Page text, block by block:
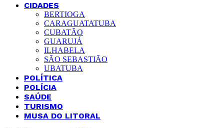
CIDADES
BERTIOGA
CARAGUATATUBA
CUBATÃO
GUARUJÁ
ILHABELA
SÃO SEBASTIÃO
UBATUBA
POLÍTICA
POLÍCIA
SAÚDE
TURISMO
MUSA DO LITORAL